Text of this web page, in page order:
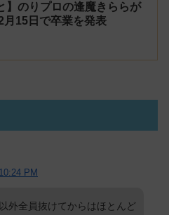
】のりプロの逢魔きららが
月15日で卒業を発表
PM
外全員抜けてからはほとんど